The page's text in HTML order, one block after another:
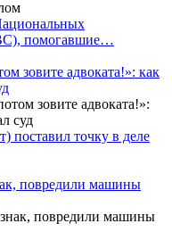
помогавшие…
зовите адвоката!»: как
поставил точку в деле
повредили машины